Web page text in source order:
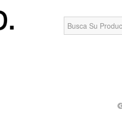
Search
for: